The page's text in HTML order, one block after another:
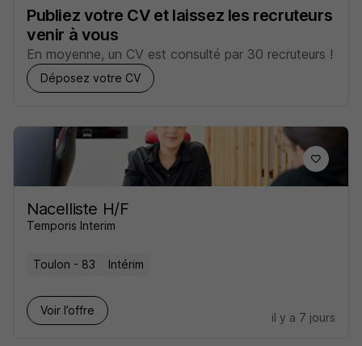
Publiez votre CV et laissez les recruteurs
venir à vous
En moyenne, un CV est consulté par 30 recruteurs !
Déposez votre CV
Nacelliste H/F
Temporis Interim
Toulon - 83 Intérim
Voir l’offre
il y a 7 jours